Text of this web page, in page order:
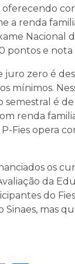
oferecendo
a renda
Nacional
pontos e
juro zero é
mínimos.
semestral é
renda
Fies opera
os
da
do
Sinaes, mas